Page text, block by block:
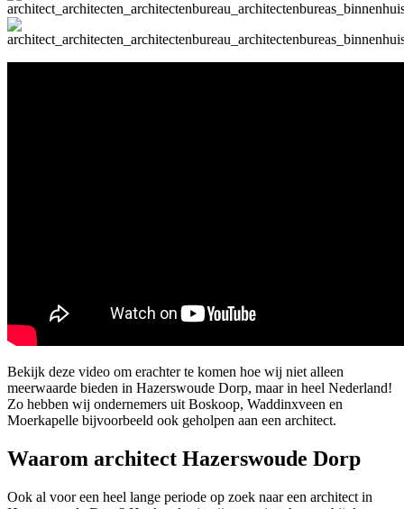
Bekijk deze video om erachter te komen hoe wij niet alleen
meerwaarde bieden in Hazerswoude Dorp, maar in heel Nederland!
Zo hebben wij ondernemers uit Boskoop, Waddinxveen en
Moerkapelle bijvoorbeeld ook geholpen aan een architect.
Waarom architect Hazerswoude Dorp
Ook al voor een heel lange periode op zoek naar een architect in